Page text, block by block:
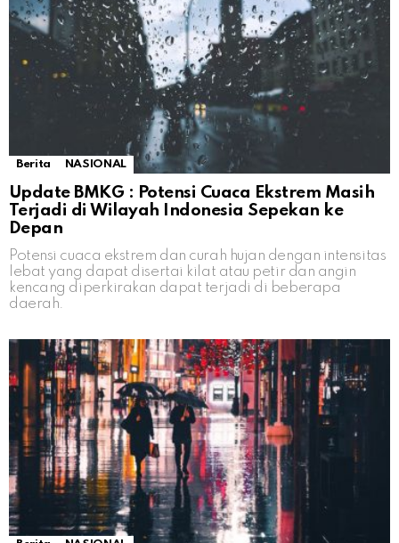
Berita NASIONAL
Update BMKG : Potensi Cuaca Ekstrem Masih
Terjadi di Wilayah Indonesia Sepekan ke
Depan
Potensi cuaca ekstrem dan curah hujan dengan intensitas
lebat yang dapat disertai kilat atau petir dan angin
kencang diperkirakan dapat terjadi di beberapa
daerah.